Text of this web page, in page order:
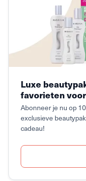
Luxe
favorieten
Abonneer je nu op
exclusieve
cadeau!